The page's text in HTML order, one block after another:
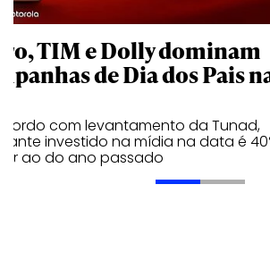
TIM e Dolly dominam
de Dia dos Pais
com levantamento da Tunad,
investido na mídia na data é
ao do ano passado